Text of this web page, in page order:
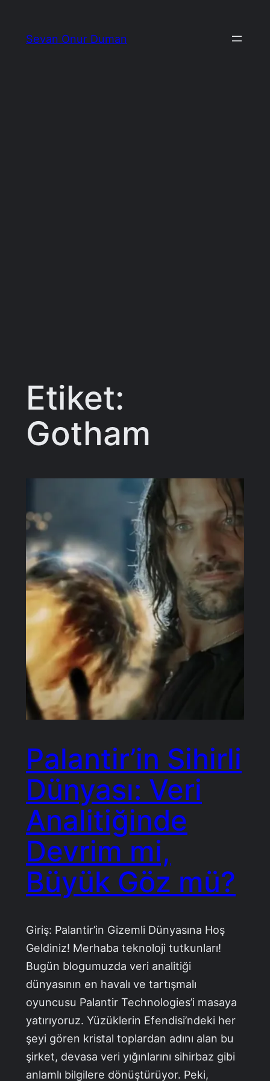
Sevan Onur Duman
Etiket:
Gotham
Palantir’in Sihirli
Dünyası: Veri
Analitiğinde
Devrim mi,
Büyük Göz mü?
Giriş: Palantir’in Gizemli Dünyasına Hoş
Geldiniz! Merhaba teknoloji tutkunları!
Bugün blogumuzda veri analitiği
dünyasının en havalı ve tartışmalı
oyuncusu Palantir Technologies’i masaya
yatırıyoruz. Yüzüklerin Efendisi’ndeki her
şeyi gören kristal toplardan adını alan bu
şirket, devasa veri yığınlarını sihirbaz gibi
anlamlı bilgilere dönüştürüyor. Peki,